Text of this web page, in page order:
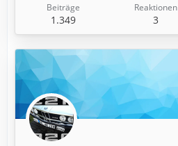
Beiträge
1.349
Reaktionen
3